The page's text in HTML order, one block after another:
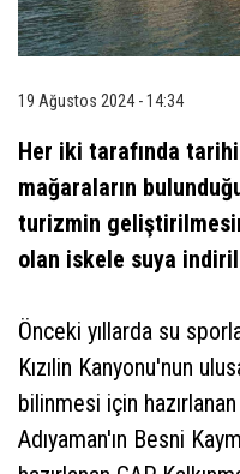
19 Ağustos 2024 - 14:34
Her iki tarafında
mağaraların
turizmin
olan iskele suya
Önceki yıllarda su
Kızılin Kanyonu'nun
bilinmesi için
Adıyaman'ın Besni